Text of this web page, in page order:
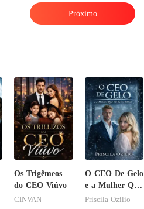
Próximo
Os Trigêmeos
do CEO Viúvo
CINVAN
O CEO De Gelo
e a Mulher Que
Ele Jurou
Priscila Ozilio